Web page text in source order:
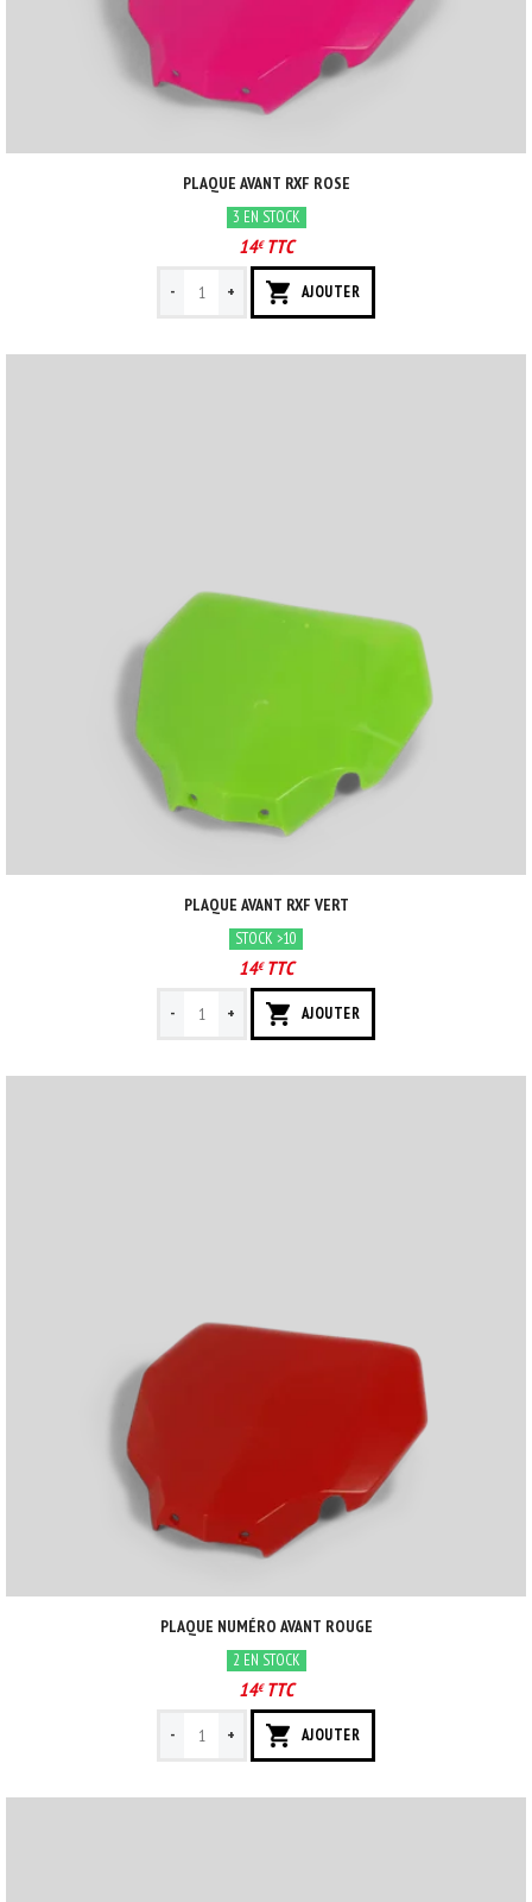
PLAQUE AVANT RXF ROSE
3 EN STOCK
14€TTC
- + AJOUTER
PLAQUE AVANT RXF VERT
STOCK >10
14€TTC
- + AJOUTER
PLAQUE NUMÉRO AVANT ROUGE
2 EN STOCK
14€TTC
- + AJOUTER